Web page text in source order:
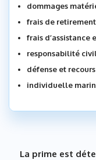
dommages
frais de retirement
frais d’assistance
responsabilité
défense et recours
individuelle
La prime est